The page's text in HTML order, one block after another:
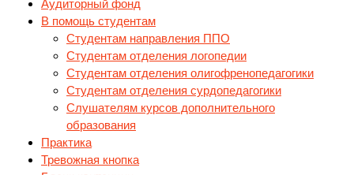
Аудиторный фонд
В помощь студентам
Студентам направления ППО
Студентам отделения логопедии
Студентам отделения олигофренопедагогики
Студентам отделения сурдопедагогики
Слушателям курсов дополнительного
образования
Практика
Тревожная кнопка